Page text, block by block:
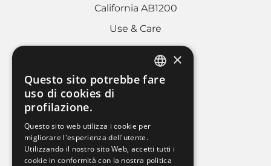
California AB1200
Use & Care
AREA LEGALE
Cookies policy
Whistleblowing
Dati societari
ITALIAN
×
Questo sito potrebbe fare
uso di cookies di
profilazione.
Questo sito web utilizza i cookie per
migliorare l'esperienza dell'utente.
Utilizzando il nostro sito Web, accetti tutti i
cookie in conformità con la nostra politica